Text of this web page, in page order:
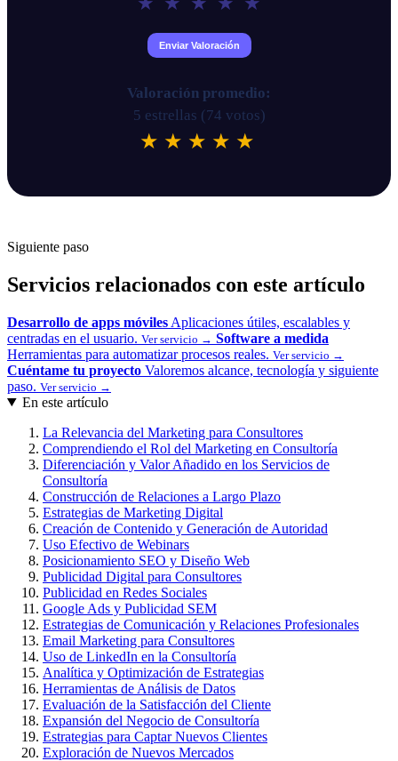
Valoración promedio:
5 estrellas (74 votos)
★ ★ ★ ★ ★
Siguiente paso
Servicios relacionados con este artículo
Desarrollo de apps móviles Aplicaciones útiles, escalables y
centradas en el usuario. Ver servicio → Software a medida
Herramientas para automatizar procesos reales. Ver servicio →
Cuéntame tu proyecto Valoremos alcance, tecnología y siguiente
paso. Ver servicio →
En este artículo
La Relevancia del Marketing para Consultores
Comprendiendo el Rol del Marketing en Consultoría
Diferenciación y Valor Añadido en los Servicios de
Consultoría
Construcción de Relaciones a Largo Plazo
Estrategias de Marketing Digital
Creación de Contenido y Generación de Autoridad
Uso Efectivo de Webinars
Posicionamiento SEO y Diseño Web
Publicidad Digital para Consultores
Publicidad en Redes Sociales
Google Ads y Publicidad SEM
Estrategias de Comunicación y Relaciones Profesionales
Email Marketing para Consultores
Uso de LinkedIn en la Consultoría
Analítica y Optimización de Estrategias
Herramientas de Análisis de Datos
Evaluación de la Satisfacción del Cliente
Expansión del Negocio de Consultoría
Estrategias para Captar Nuevos Clientes
Exploración de Nuevos Mercados